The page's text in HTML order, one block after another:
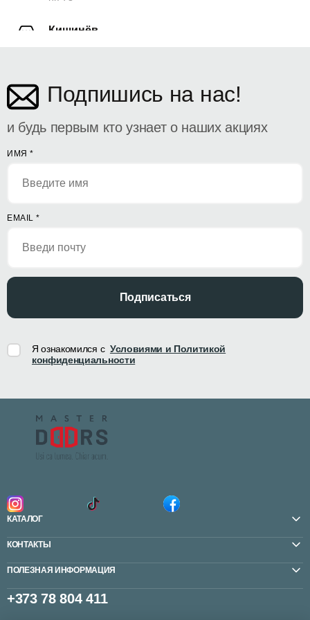
Кишинёв
Подпишись на нас!
и будь первым кто узнает о наших акциях
ИМЯ *
EMAIL *
Подписаться
Я ознакомился с Условиями и Политикой
конфиденциальности
КАТАЛОГ
КОНТАКТЫ
ПОЛЕЗНАЯ ИНФОРМАЦИЯ
+373 78 804 411